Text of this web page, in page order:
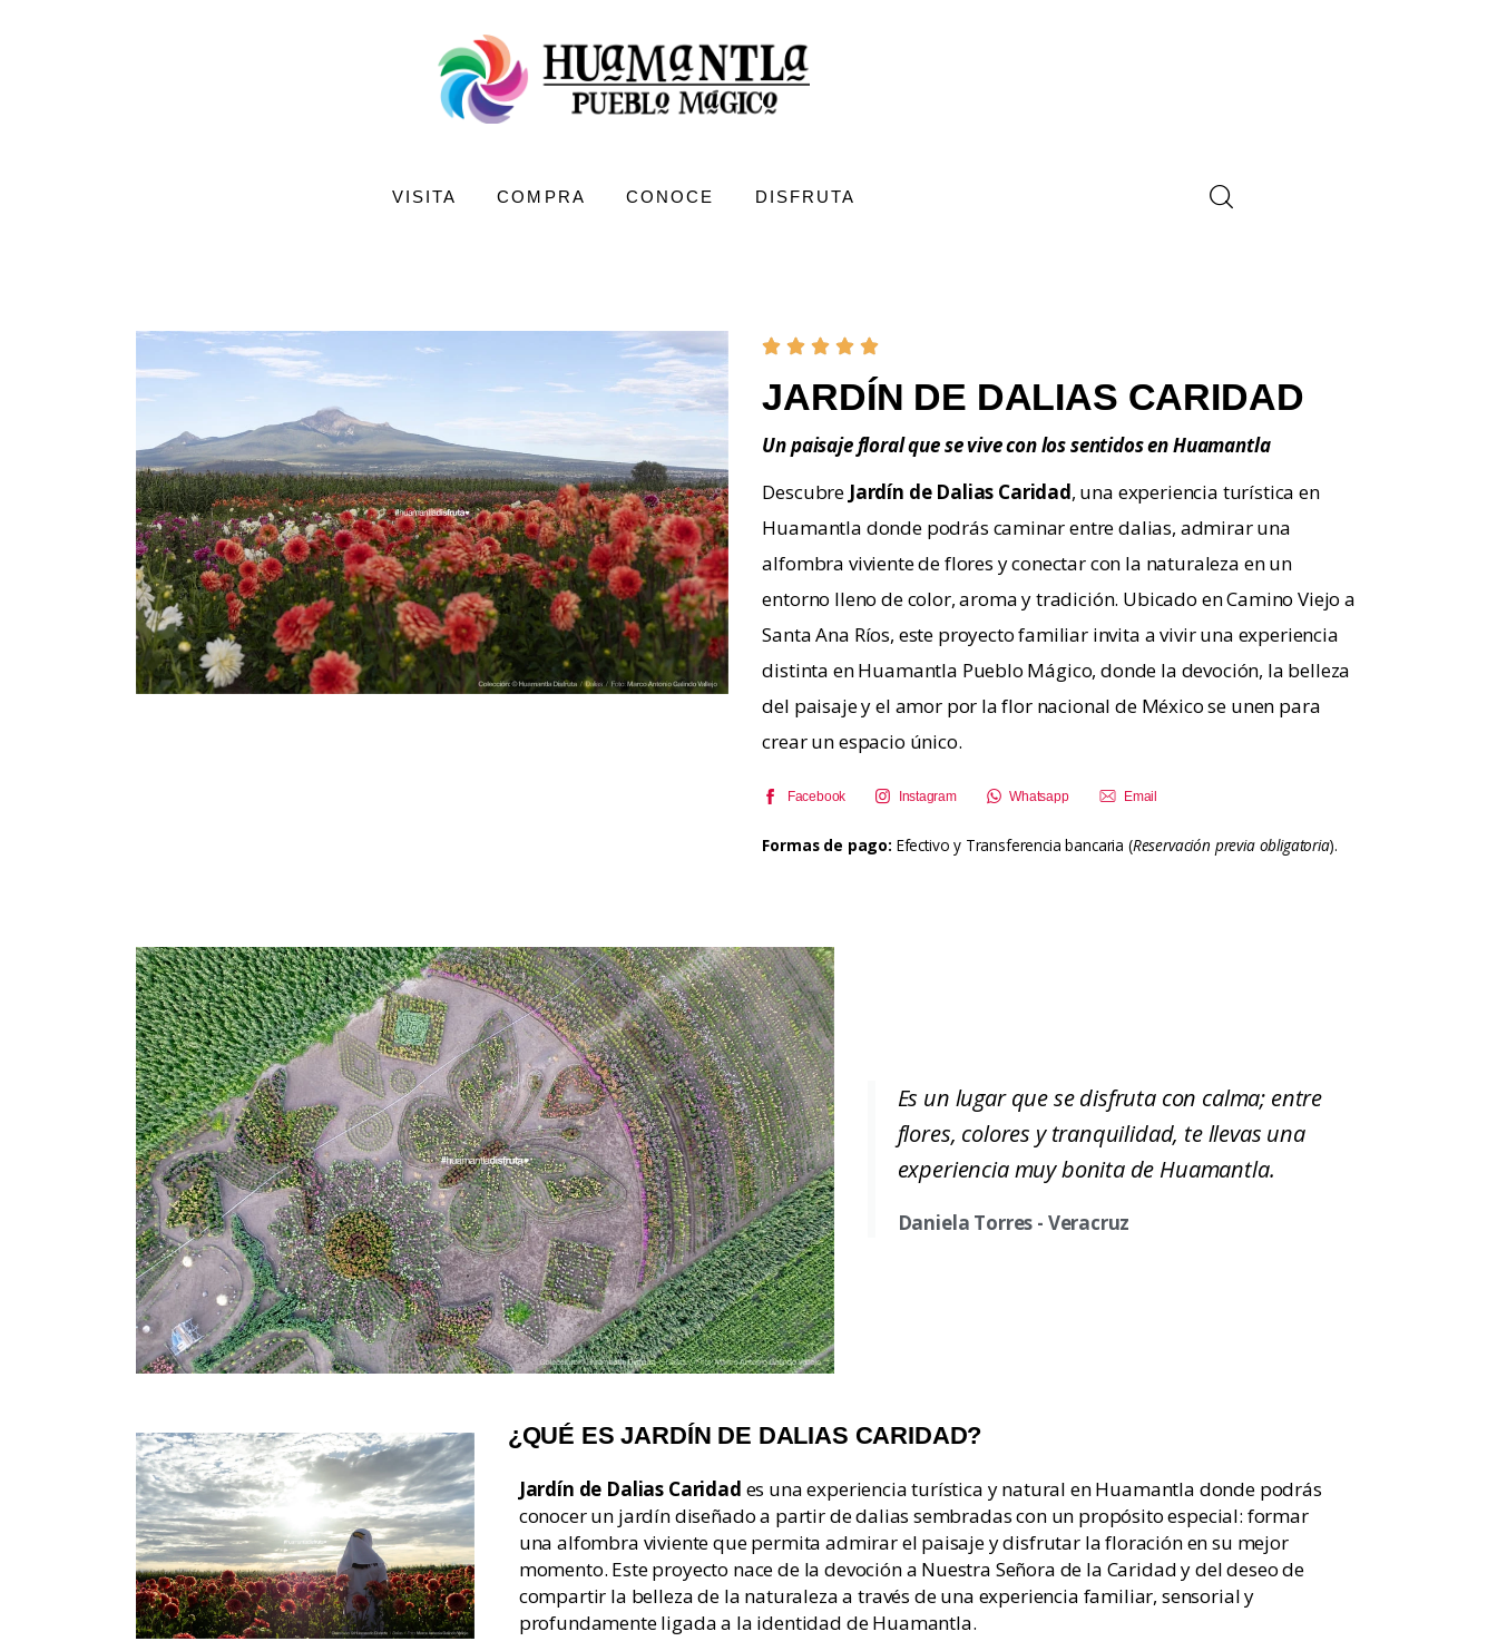
VISITA COMPRA CONOCE DISFRUTA
JARDÍN DE DALIAS CARIDAD
Un paisaje floral que se vive con los sentidos en Huamantla
Descubre Jardín de Dalias Caridad, una experiencia turística en
Huamantla donde podrás caminar entre dalias, admirar una
alfombra viviente de flores y conectar con la naturaleza en un
entorno lleno de color, aroma y tradición. Ubicado en Camino Viejo a
Santa Ana Ríos, este proyecto familiar invita a vivir una experiencia
distinta en Huamantla Pueblo Mágico, donde la devoción, la belleza
del paisaje y el amor por la flor nacional de México se unen para
crear un espacio único.
Facebook Instagram Whatsapp Email
Formas de pago: Efectivo y Transferencia bancaria (Reservación previa obligatoria).
Es un lugar que se disfruta con calma; entre
flores, colores y tranquilidad, te llevas una
experiencia muy bonita de Huamantla.
Daniela Torres - Veracruz
¿QUÉ ES JARDÍN DE DALIAS CARIDAD?
Jardín de Dalias Caridad es una experiencia turística y natural en Huamantla donde podrás
conocer un jardín diseñado a partir de dalias sembradas con un propósito especial: formar
una alfombra viviente que permita admirar el paisaje y disfrutar la floración en su mejor
momento. Este proyecto nace de la devoción a Nuestra Señora de la Caridad y del deseo de
compartir la belleza de la naturaleza a través de una experiencia familiar, sensorial y
profundamente ligada a la identidad de Huamantla.